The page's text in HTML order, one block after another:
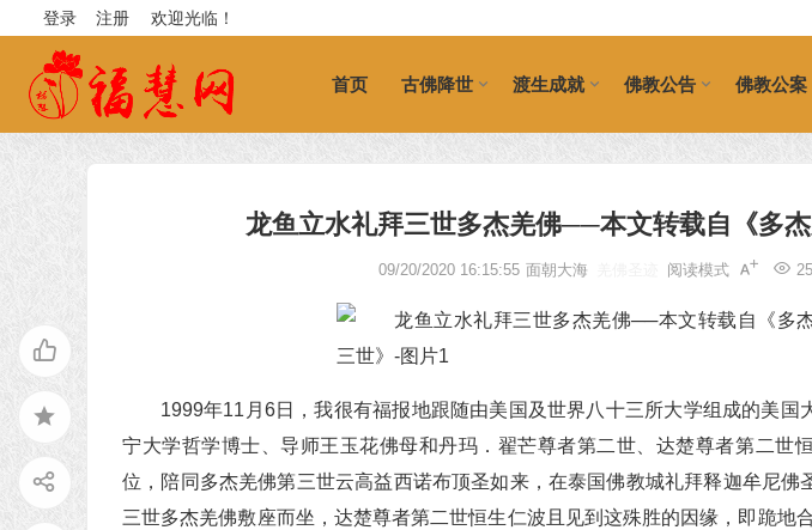
欢迎光临！
登录 注册
首页 古佛降世 渡生成就 佛教公告 佛教公案
龙鱼立水礼拜三世多杰羌佛──本文转载自《多杰
09/20/2020 16:15:55 面朝大海 阅读模式
1999年11月6日，我很有福报地跟随由美国及世界八十三所大学组成的美国
宁大学哲学博士、导师王玉花佛母和丹玛．翟芒尊者第二世、达楚尊者第二世
位，陪同多杰羌佛第三世云高益西诺布顶圣如来，在泰国佛教城礼拜释迦牟尼佛
三世多杰羌佛敷座而坐，达楚尊者第二世恒生仁波且见到这殊胜的因缘，即跪地